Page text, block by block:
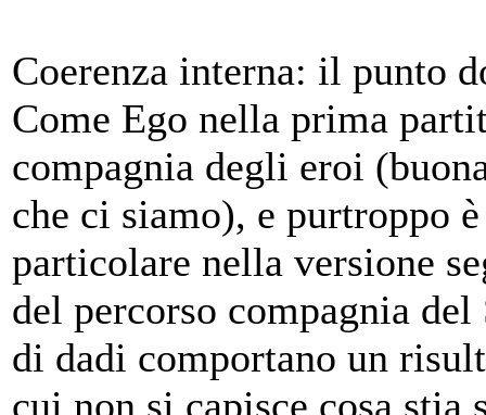
Coerenza interna: il punto
Come Ego nella prima
compagnia degli eroi
che ci siamo), e purtroppo
particolare nella versione
del percorso compagnia
di dadi comportano un
cui non si capisce cosa stia